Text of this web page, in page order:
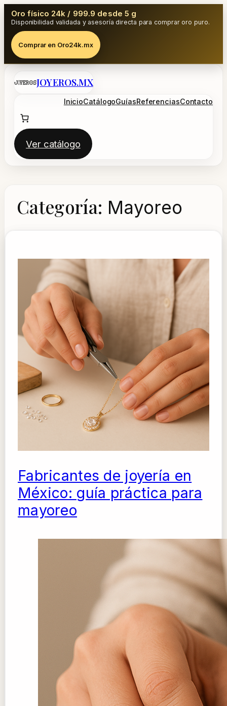
Oro físico 24k / 999.9 desde 5 g
Disponibilidad validada y asesoría directa para comprar oro puro.
Comprar en Oro24k.mx
Saltar
JOYEROS.MX
InicioCatálogoGuíasReferenciasContacto
Ver catálogo
Categoría: Mayoreo
Fabricantes de joyería en
México: guía práctica para
mayoreo